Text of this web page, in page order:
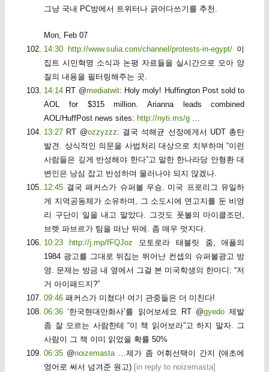
그냥 국내 PC방에서 트위터나 긁어다쓰기를 추천.
Mon, Feb 07
14:30
http://www.sulia.com/channel/protests-in-egypt/이
집트 시민혁명 소식과 논평 자료들을 실시간으로 모아 양
질의 내용을 필터링해주는 곳.
14:14 RT @mediatwit: Holy moly! Huffington Post sold to
AOL for $315 million. Arianna leads combined
AOL/HuffPost news sites: http://nyti.ms/g
13:27 RT @ozzyzzz: 결국 석해균 선장에게서 UDT 총탄
발견. 상식적인 의문을 사법처리 대상으로 치부하며 “이런
사람들은 깊게 반성해야 한다”고 말한 한나라당 안형환 대
변인은 낭심 잡고 반성하며 물러나야 되지 않겠나.
12:45 결국 패커스가 슈퍼볼 우승. 미국 프로리그 유일하
게 지역공동체가 소유하며, 그 소도시에 연고지를 둔 비영
리 구단이 일을 내고 말았다. 그것도 풋볼의 마이클조던,
브렛 파브르가 팀을 떠난 뒤에. 좀 매우 멋지다.
10:23
http://j.mp/fFQJoz 모토로라 태블릿 줌, 애플의
1984 광고를 그대로 뒤집는 뛰어난 컨셉의 슈퍼볼광고 방
영. 문제는 방금 내 옆에서 그걸 본 미국학생의 한마디: “저
거 아이패드지?”
09:46 패커스가 미쳤다! 여기 관중들은 더 미친다!
06:36 ‘한국현대만화사’를 읽어보세요 RT @gyedo 제발
좀 잘 모르는 사람한테 “이 책 읽어보라”고 하지 말자. 그
사람이 그 책 이미 읽었을 확률 50%
06:35 @noizemasta …제가 좀 어휘선택이 간지 (애초에
영어로 써서 넘겨준 원고) [in reply to noizemasta]